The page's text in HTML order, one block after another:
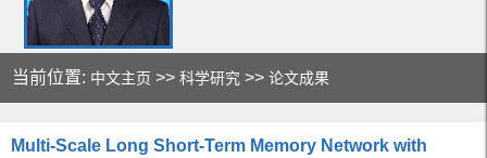
当前位置: 中文主页 >>科学研究 >>论文成果
Multi-Scale Long Short-Term Memory Network with